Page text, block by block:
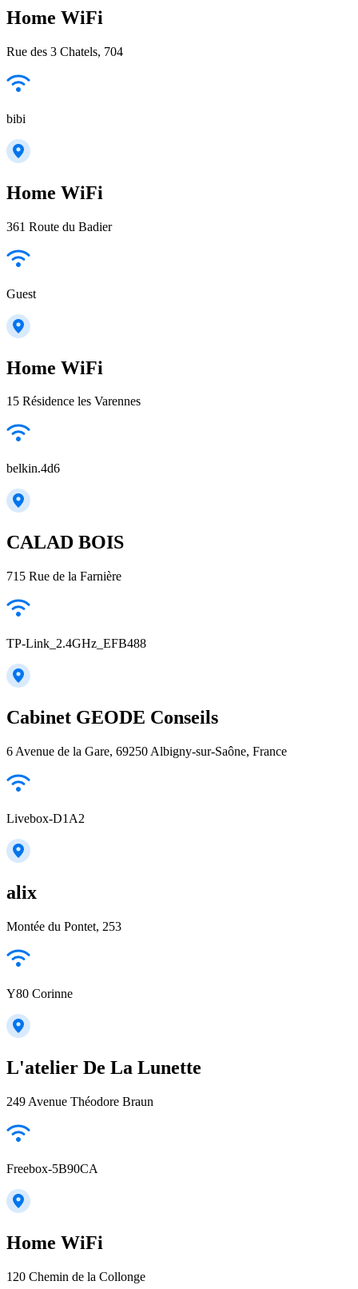
Home WiFi
Rue des 3 Chatels, 704
bibi
Home WiFi
361 Route du Badier
Guest
Home WiFi
15 Résidence les Varennes
belkin.4d6
CALAD BOIS
715 Rue de la Farnière
TP-Link_2.4GHz_EFB488
Cabinet GEODE Conseils
6 Avenue de la Gare, 69250 Albigny-sur-Saône, France
Livebox-D1A2
alix
Montée du Pontet, 253
Y80 Corinne
L'atelier De La Lunette
249 Avenue Théodore Braun
Freebox-5B90CA
Home WiFi
120 Chemin de la Collonge